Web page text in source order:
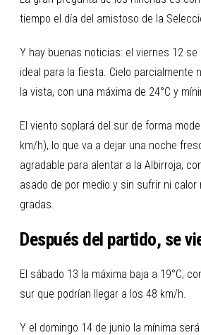
tiempo el día del amistoso de la
Y hay buenas noticias: el viernes 12
ideal para la fiesta. Cielo parcialmente
la vista, con una máxima de 24°C y
El viento soplará del sur de forma
km/h), lo que va a dejar una noche
agradable para alentar a la Albirroja,
asado de por medio y sin sufrir ni
gradas.
Después del partido, se
El sábado 13 la máxima baja a 19°C,
sur que podrían llegar a los 48 km/h.
Y el domingo 14 de junio la mínima